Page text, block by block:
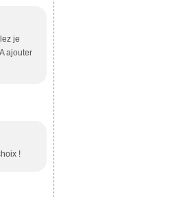
je
ajouter
!